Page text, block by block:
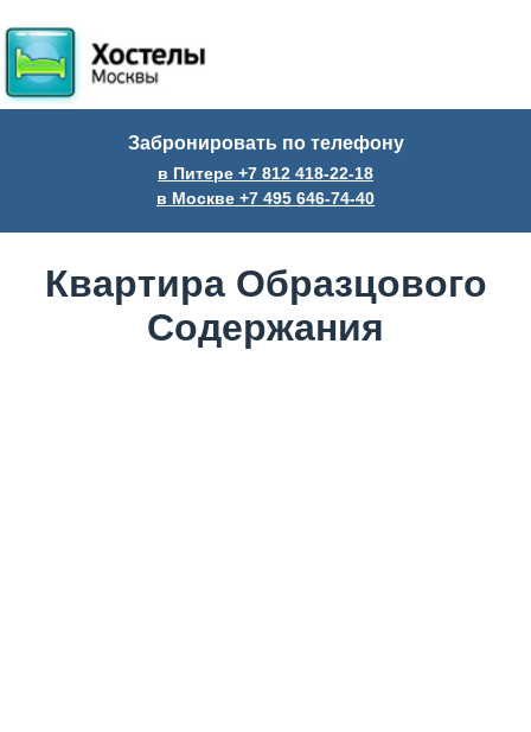
Забронировать по телефону
в Питере +7 812 418-22-18
в Москве +7 495 646-74-40
Квартира Образцового
Содержания